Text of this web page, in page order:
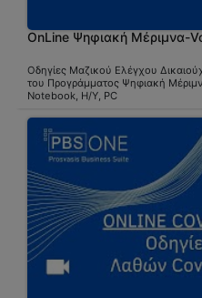
OnLine Ψηφιακή Μέριμνα-
Οδηγίες Μαζικού Ελέγχου
του Προγράμματος Ψηφιακή
Notebook, Η/Υ, PC